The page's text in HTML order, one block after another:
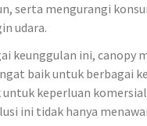
serta mengurangi
udara.
keunggulan ini, canopy
baik untuk berbagai
keperluan
ini tidak hanya